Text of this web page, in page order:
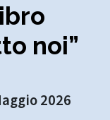
noi”
2026